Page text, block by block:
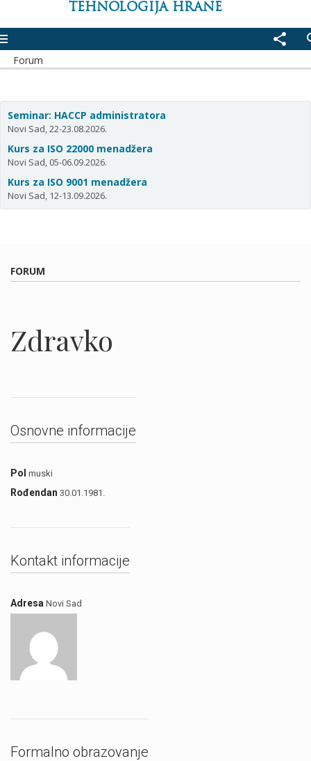
TEHNOLOGIJA HRANE
share
Forum
Seminar: HACCP administratora
Novi Sad, 22-23.08.2026.
Kurs za ISO 22000 menadžera
Novi Sad, 05-06.09.2026.
Kurs za ISO 9001 menadžera
Novi Sad, 12-13.09.2026.
FORUM
Zdravko
Osnovne informacije
Pol muski
Rođendan 30.01.1981.
Kontakt informacije
Adresa Novi Sad
Formalno obrazovanje